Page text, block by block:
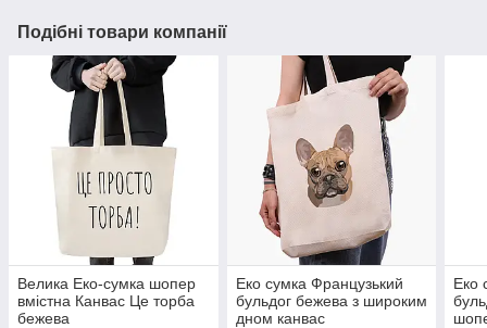
Подібні товари компанії
Велика Еко-сумка шопер
вмістна Канвас Це торба
бежева
Еко сумка Французький
бульдог бежева з широким
дном канвас
Еко